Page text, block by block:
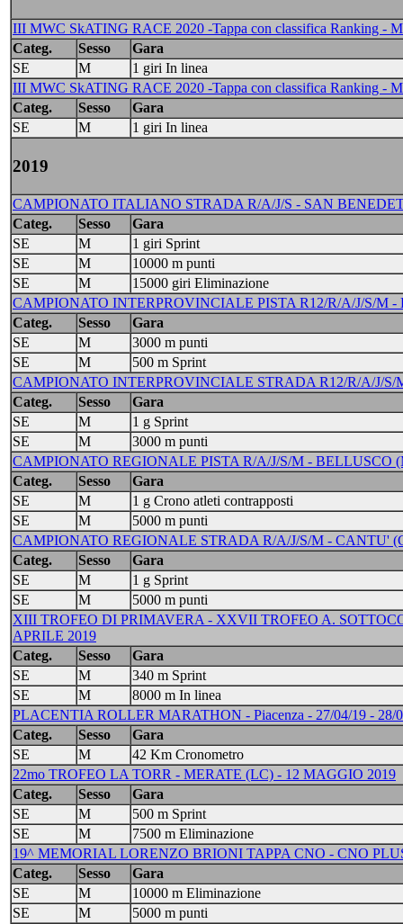
III MWC SkATING RACE 2020 -Tappa con classifica Ranking -
Categ.
Sesso
Gara
SE
M
1 giri In linea
III MWC SkATING RACE 2020 -Tappa con classifica Ranking -
Categ.
Sesso
Gara
SE
M 1 giri In linea
2019
CAMPIONATO ITALIANO STRADA R/A/J/S - SAN
Categ.
Sesso
Gara
SE
M
1 giri Sprint
SE
M
10000 m punti
SE
M
15000 giri Eliminazione
CAMPIONATO INTERPROVINCIALE PISTA R12/R/A/J/S/M
Categ.
Sesso
Gara
SE
M
3000 m punti
SE
M
500 m Sprint
CAMPIONATO INTERPROVINCIALE STRADA R12/R/A/J/
Categ.
Sesso
Gara
SE
M
1 g Sprint
SE
M
3000 m punti
CAMPIONATO REGIONALE PISTA R/A/J/S/M - BELLUSCO
Categ.
Sesso
Gara
SE
M
1 g Crono atleti contrapposti
SE
M
5000 m punti
CAMPIONATO REGIONALE STRADA R/A/J/S/M - CANTU'
Categ.
Sesso
Gara
SE
M
1 g Sprint
SE
M
5000 m punti
XIII TROFEO DI PRIMAVERA - XXVII TROFEO A.
APRILE 2019
Categ.
Sesso
Gara
SE
M
340 m Sprint
SE
M
8000 m In linea
PLACENTIA ROLLER MARATHON - Piacenza - 27/04/19 - 28/
Categ.
Sesso
Gara
SE
M
42 Km Cronometro
22mo TROFEO LA TORR - MERATE (LC) - 12 MAGGIO 2019
Categ.
Sesso
Gara
SE
M
500 m Sprint
SE
M
7500 m Eliminazione
19^ MEMORIAL LORENZO BRIONI TAPPA CNO - CNO
Categ.
Sesso
Gara
SE
M
10000 m Eliminazione
SE
M
5000 m punti